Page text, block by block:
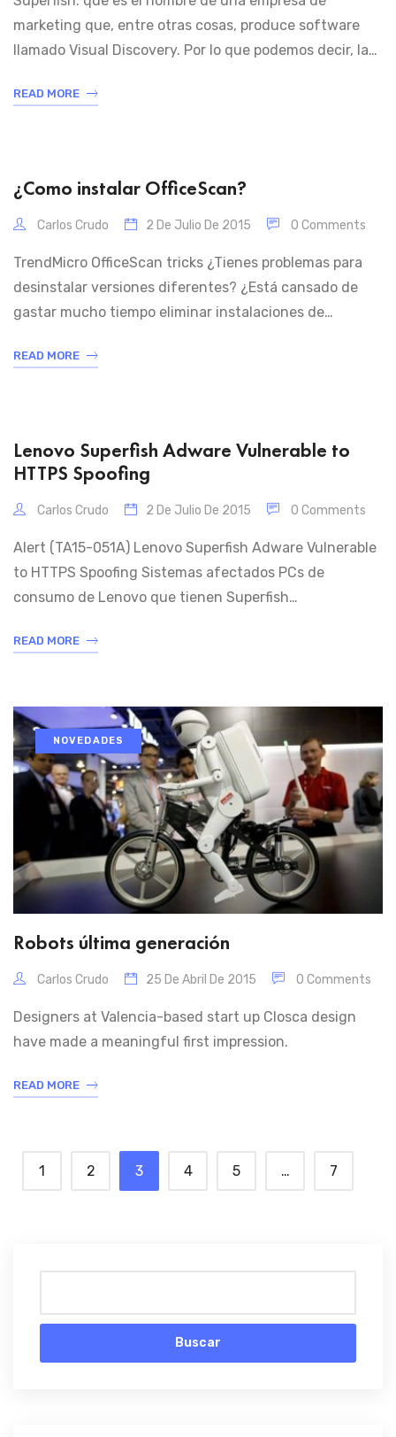
marketing que, entre otras cosas, produce software
llamado Visual Discovery. Por lo que podemos decir, la
Esto parece implicar el análisis de imágenes que
READ MORE
¿Como instalar OfficeScan?
Carlos Crudo 2 De Julio De 2015 0 Comments
TrendMicro OfficeScan tricks ¿Tienes problemas para
desinstalar versiones diferentes? ¿Está cansado de
gastar mucho tiempo eliminar instalaciones de
soporte que la desinstalación de debe realizar a través
READ MORE
Lenovo Superfish Adware Vulnerable to
HTTPS Spoofing
Carlos Crudo 2 De Julio De 2015 0 Comments
Alert (TA15-051A) Lenovo Superfish Adware Vulnerable
to HTTPS Spoofing Sistemas afectados PCs de
consumo de Lenovo que tienen Superfish
Superfish instalado en algunas computadoras Lenovo
atacante suplantar el tráfico HTTPS. Descripción A
partir […]
READ MORE
NOVEDADES
Robots última generación
Carlos Crudo 25 De Abril De 2015 0 Comments
Designers at Valencia-based start up Closca design
have made a meaningful first impression.
READ MORE
1 2 3 4 5 … 7
Buscar